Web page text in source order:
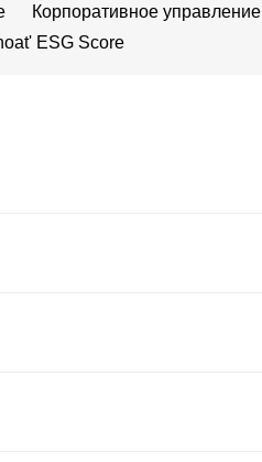
Корпоративное управление
ESG Score